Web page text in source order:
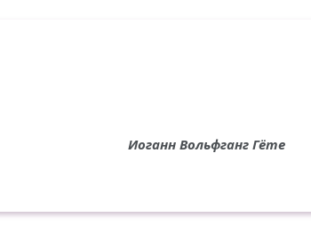
Иоганн Вольфганг Гёте